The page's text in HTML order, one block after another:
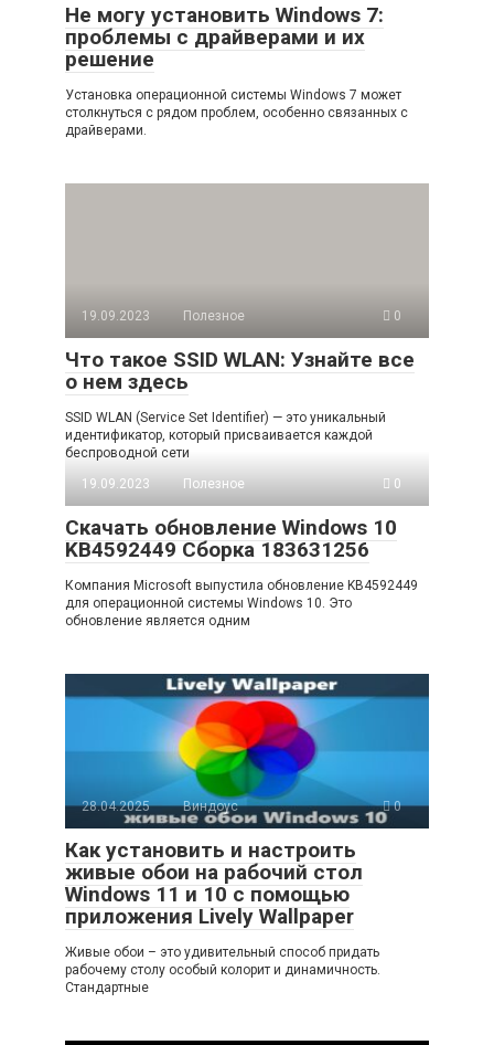
Не могу установить Windows 7:
проблемы с драйверами и их
решение
Установка операционной системы Windows 7 может
столкнуться с рядом проблем, особенно связанных с
драйверами.
19.09.2023 Полезное 0
Что такое SSID WLAN: Узнайте все
о нем здесь
SSID WLAN (Service Set Identifier) — это уникальный
идентификатор, который присваивается каждой
беспроводной сети
19.09.2023
Полезное 0
Скачать обновление Windows 10
KB4592449 Сборка 183631256
Компания Microsoft выпустила обновление KB4592449
для операционной системы Windows 10. Это
обновление является одним
28.04.2025 Виндоус 0
Как установить и настроить
живые обои на рабочий стол
Windows 11 и 10 с помощью
приложения Lively Wallpaper
Живые обои – это удивительный способ придать
рабочему столу особый колорит и динамичность.
Стандартные